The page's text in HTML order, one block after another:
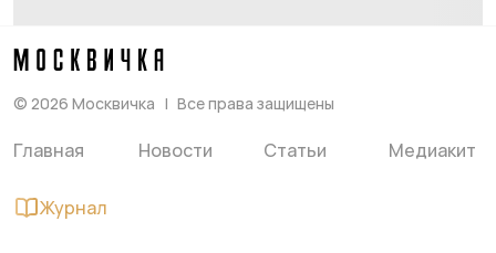
© 2026 Москвичка Все права защищены
Главная Новости Статьи Медиакит
Журнал